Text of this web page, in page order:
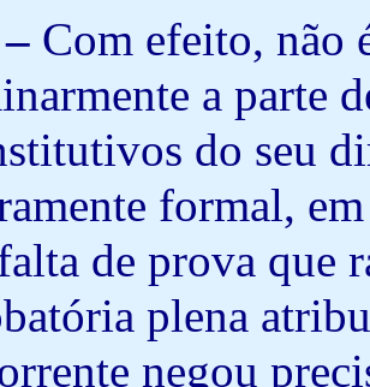
Com efeito, não
a parte
do seu
formal,
de prova que
plena
negou